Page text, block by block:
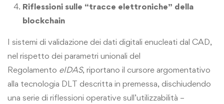
Riflessioni sulle “tracce elettroniche” della
blockchain
I sistemi di validazione dei dati digitali enucleati dal CAD,
nel rispetto dei parametri unionali del
Regolamento eIDAS, riportano il cursore argomentativo
alla tecnologia DLT descritta in premessa, dischiudendo
una serie di riflessioni operative sull’utilizzabilità –